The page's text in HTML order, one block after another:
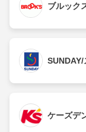
ブルック
ケーズデ